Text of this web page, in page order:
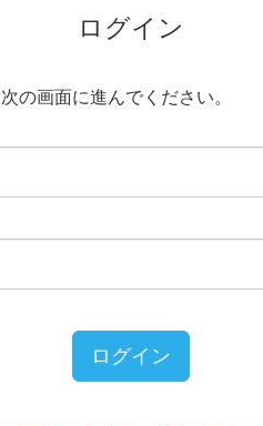
ログイン
の画面に進んでください。
ログイン